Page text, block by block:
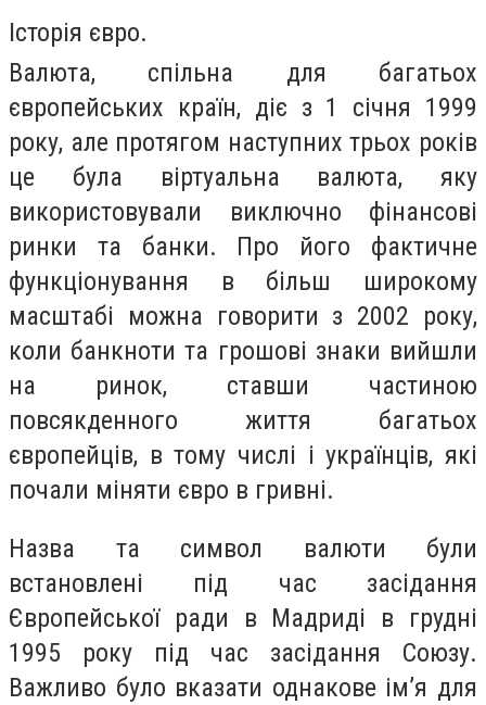
Історія євро.
Валюта, спільна для багатьох
європейських країн, діє з 1 січня 1999
року, але протягом наступних трьох років
це була віртуальна валюта, яку
використовували виключно фінансові
ринки та банки. Про його фактичне
функціонування в більш широкому
масштабі можна говорити з 2002 року,
коли банкноти та грошові знаки вийшли
на ринок, ставши частиною
повсякденного життя багатьох
європейців, в тому числі і українців, які
почали міняти євро в гривні.
Назва та символ валюти були
встановлені під час засідання
Європейської ради в Мадриді в грудні
1995 року під час засідання Союзу.
Важливо було вказати однакове ім’я для